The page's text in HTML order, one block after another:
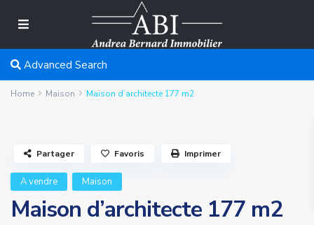
Advanced Search
Home Maison Maison d’architecte 177 m2
A vendre Maison
Maison d’architecte 177 m2
Partager Favoris Imprimer